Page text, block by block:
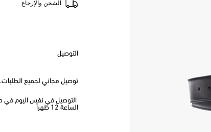
الشحن والإرجاع
التوصيل
توصيل مجاني لجميع الطلبات.
الساعة 12 ظهراً